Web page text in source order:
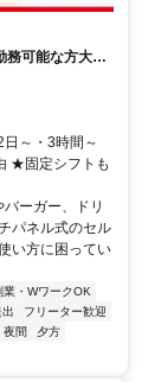
可能な方大歓
～・3時間～
★固定シフトも
ーガー、ドリ
パネル式のセル
い方に困ってい
業・WワークOK
フリーター歓迎
夜間
夕方